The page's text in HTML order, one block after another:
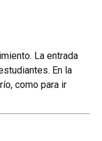
La entrada
En la
como para ir